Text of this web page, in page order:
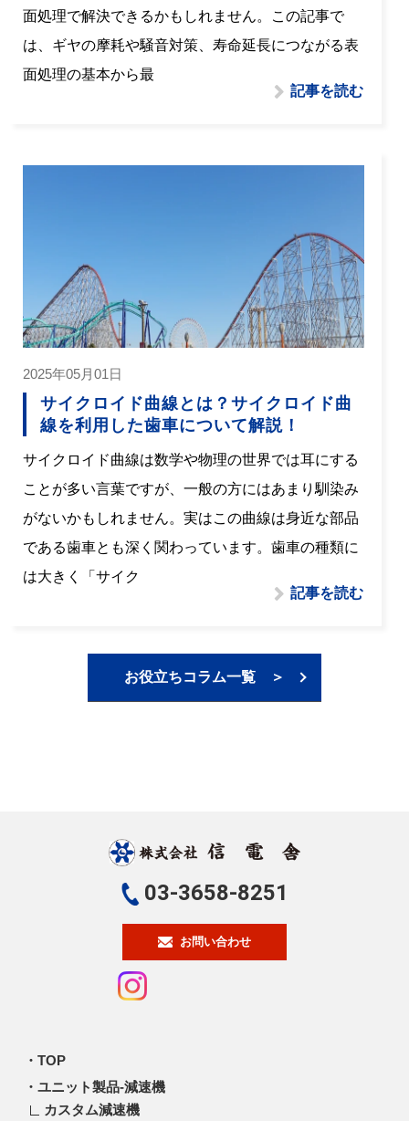
面処理で解決できるかもしれません。この記事で
は、ギヤの摩耗や騒音対策、寿命延長につながる表
面処理の基本から最
記事を読む
2025年05月01日
サイクロイド曲線とは？サイクロイド曲
線を利用した歯車について解説！
サイクロイド曲線は数学や物理の世界では耳にする
ことが多い言葉ですが、一般の方にはあまり馴染み
がないかもしれません。実はこの曲線は身近な部品
である歯車とも深く関わっています。歯車の種類に
は大きく「サイク
記事を読む
お役立ちコラム一覧 ＞
03-3658-8251
お問い合わせ
TOP
ユニット製品-減速機
カスタム減速機